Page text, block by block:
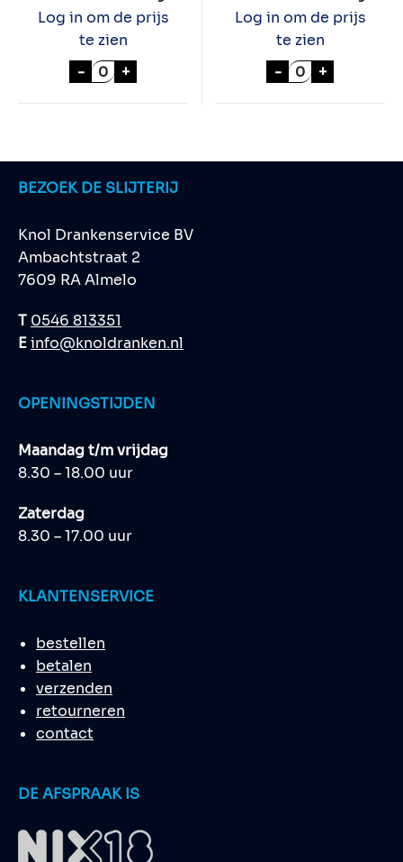
Log in om de prijs
te zien
- TWIX SINGLE 25x50gr aantal
+
Log in om de prijs
te zien
- M&M 's
+
BEZOEK DE SLIJTERIJ
Knol Drankenservice BV
Ambachtstraat 2
7609 RA Almelo
T 0546 813351
Einfo@knoldranken.nl
OPENINGSTIJDEN
Maandag t/m vrijdag
8.30 – 18.00 uur
Zaterdag
8.30 – 17.00 uur
KLANTENSERVICE
bestellen
betalen
verzenden
retourneren
contact
DE AFSPRAAK IS